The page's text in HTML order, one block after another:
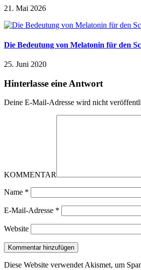
21. Mai 2026
Die Bedeutung von Melatonin für den
25. Juni 2020
Hinterlasse eine Antwort
Deine E-Mail-Adresse wird nicht
KOMMENTAR
Name *
E-Mail-Adresse *
Website
Diese Website verwendet Akismet, um